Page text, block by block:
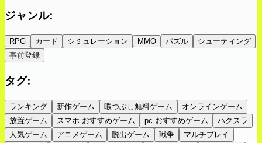
ジャンル:
RPG カード シミュレーション MMO パズル
シューティング
事前登録
タグ:
ランキング 新作ゲーム 暇つぶし無料ゲーム
オンラインゲーム
放置ゲーム
スマホ おすすめゲーム pc おすすめゲーム
ハクスラ
人気ゲーム
アニメゲーム 脱出ゲーム 戦争
マルチプレイ